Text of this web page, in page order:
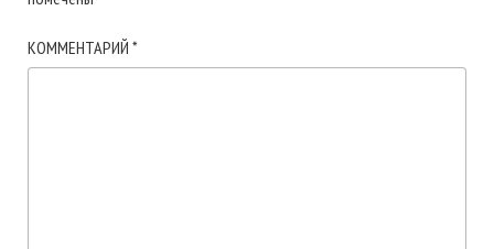
КОММЕНТАРИЙ *